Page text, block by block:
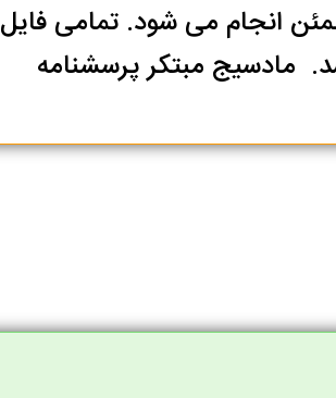
انجام می شود. تمامی فایل
مادسیج مبتکر پرسشنامه